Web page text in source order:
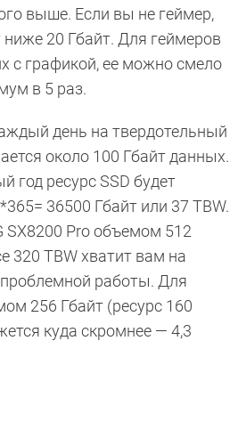
выше. Если вы не геймер,
ниже 20 Гбайт. Для геймеров
с графикой, ее можно смело
в 5 раз.
день на твердотельный
около 100 Гбайт данных.
год ресурс SSD будет
36500 Гбайт или 37 TBW.
SX8200 Pro объемом 512
320 TBW хватит вам на
работы. Для
256 Гбайт (ресурс 160
куда скромнее — 4,3